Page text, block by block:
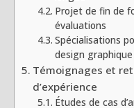
Projet de fin de
évaluations
Spécialisations
design graphique
Témoignages et
d’expérience
Études de cas